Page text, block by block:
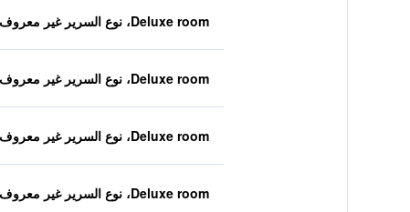
Deluxe room، نوع السرير غير معروف
Deluxe room، نوع السرير غير معروف
Deluxe room، نوع السرير غير معروف
Deluxe room، نوع السرير غير معروف